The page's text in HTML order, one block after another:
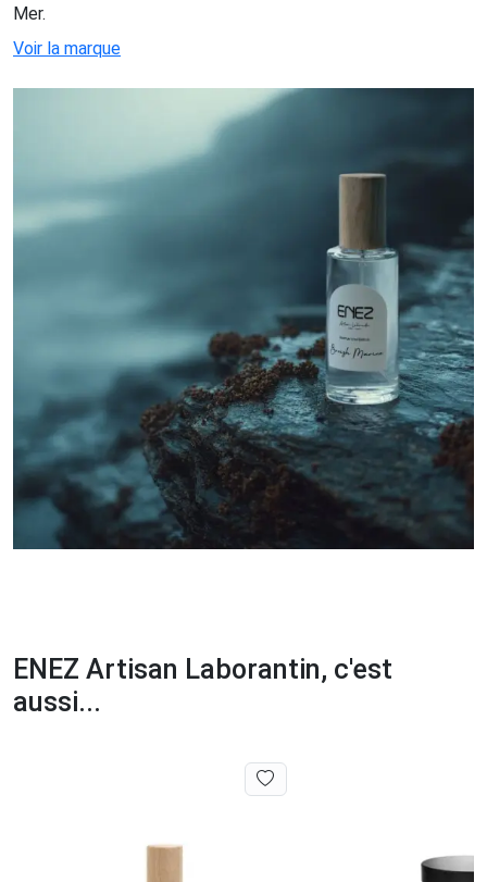
Mer.
Voir la marque
ENEZ Artisan Laborantin, c'est
aussi...